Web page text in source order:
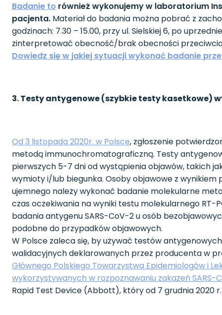
Badanie to również wykonujemy w laboratorium
pacjenta. Materiał do badania można pobrać z
godzinach: 7.30 – 15.00, przy ul. Sielskiej 6, po
zinterpretować obecność/brak obecności
Dowiedz się w jakiej sytuacji wykonać badanie
3. Testy antygenowe (szybkie testy kasetkowe)
Od 3 listopada 2020r. w Polsce, zgłoszenie
metodą immunochromatograficzną. Testy
pierwszych 5-7 dni od wystąpienia objawów, takich
wymioty i/lub biegunka. Osoby objawowe z
ujemnego należy wykonać badanie molekularne
czas oczekiwania na wyniki testu molekularnego RT-
badania antygenu SARS-CoV-2 u osób
podobne do przypadków objawowych.
W Polsce zaleca się, by używać testów
walidacyjnych deklarowanych przez producenta w
Głównego Polskiego Towarzystwa Epidemiologów i
wykorzystywanych w rozpoznawaniu zakażeń SARS-
Rapid Test Device (Abbott), który od 7 grudnia